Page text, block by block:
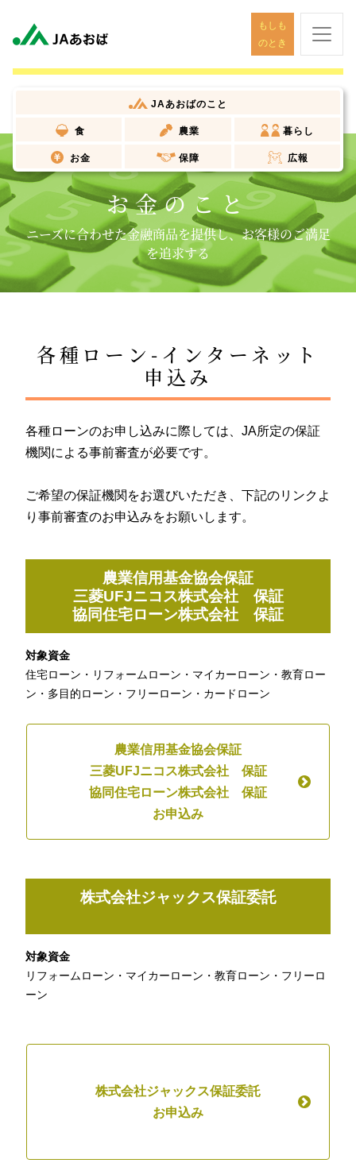
もしも
のとき
JAあおばのこと
食 農業 暮らし
お金 保障 広報
お金のこと
ニーズに合わせた金融商品を提供し、お客様のご満足
を追求する
各種ローン-インターネット
申込み
各種ローンのお申し込みに際しては、JA所定の保証
機関による事前審査が必要です。
ご希望の保証機関をお選びいただき、下記のリンクよ
り事前審査のお申込みをお願いします。
農業信用基金協会保証
三菱UFJニコス株式会社 保証
協同住宅ローン株式会社 保証
対象資金
住宅ローン・リフォームローン・マイカーローン・教育ロー
ン・多目的ローン・フリーローン・カードローン
農業信用基金協会保証
三菱UFJニコス株式会社 保証
協同住宅ローン株式会社 保証
お申込み
株式会社ジャックス保証委託
対象資金
リフォームローン・マイカーローン・教育ローン・フリーロ
ーン
株式会社ジャックス保証委託
お申込み